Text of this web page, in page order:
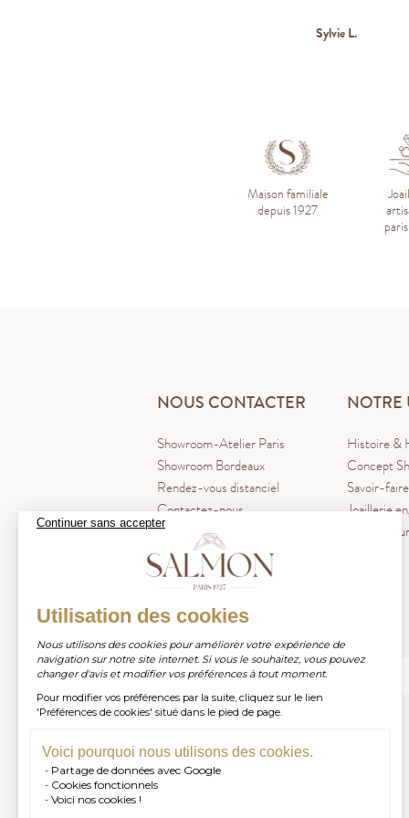
Continuer sans accepter
Utilisation des cookies
Nous utilisons des cookies pour améliorer votre expérience de
navigation sur notre site internet. Si vous le souhaitez, vous pouvez
changer d'avis et modifier vos préférences à tout moment.
Pour modifier vos préférences par la suite, cliquez sur le lien
'Préférences de cookies' situé dans le pied de page.
Voici pourquoi nous utilisons des cookies.
Partage de données avec Google
Cookies fonctionnels
Voici nos cookies !
Sylvie L.
Maison familiale
depuis 1927
NOUS CONTACTER
Showroom-Atelier Paris
Showroom Bordeaux
Rendez-vous distanciel
Contactez-nous
NOTRE
Histoire &
Concept
Savoir-
Joaillerie
Blog La
S'INSCRIRE